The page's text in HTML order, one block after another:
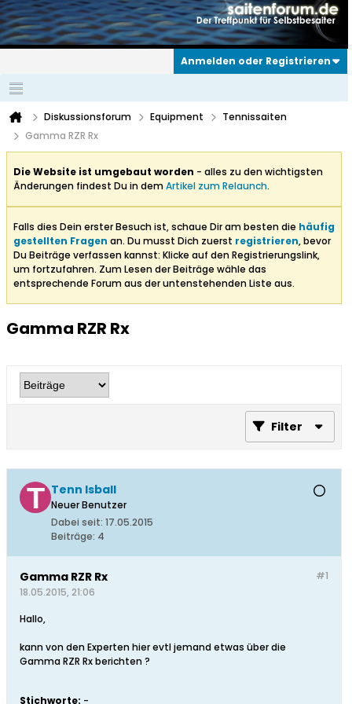
Anmelden oder Registrieren
Diskussionsforum Equipment
Tennissaiten
Gamma RZR Rx
Die Website ist umgebaut worden - alles zu den wichtigsten
Änderungen findest Du in demArtikel zum Relaunch.
Falls dies Dein erster Besuch ist, schaue Dir am besten die häufig
gestellten Fragen an. Du musst Dich zuerst registrieren, bevor
Du Beiträge verfassen kannst: Klicke auf den Registrierungslink,
um fortzufahren. Zum Lesen der Beiträge wähle das
entsprechende Forum aus der untenstehenden Liste aus.
Gamma RZR Rx
Filter
Tenn Isball
Neuer Benutzer
Dabei seit: 17.05.2015
Beiträge: 4
#1
Gamma RZR Rx
18.05.2015, 21:06
Hallo,
kann von den Experten hier evtl jemand etwas über die
Gamma RZR Rx berichten ?
Stichworte: -